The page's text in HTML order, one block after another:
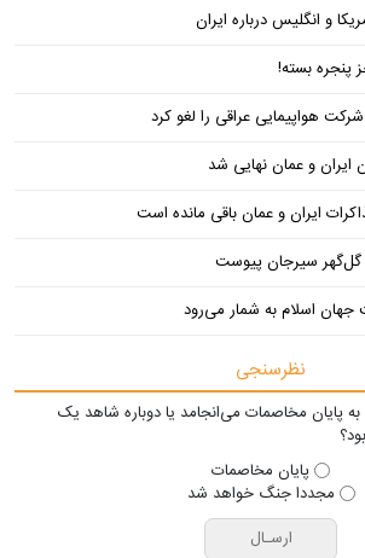
و انگلیس درباره ایران
بسته!
هواپیمایی عراقی را لغو کرد
و عمان نهایی شد
ایران و عمان باقی مانده است
گل‌گهر سیرجان پیوست
اسلام به شمار می‌رود
نظرسنجی
به پایان مخاصمات می‌انجامد یا دوباره شاهد یک
پایان مخاصمات
مجددا جنگ خواهد شد